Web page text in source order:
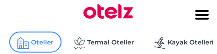
Oteller Termal Oteller Kayak Otelleri